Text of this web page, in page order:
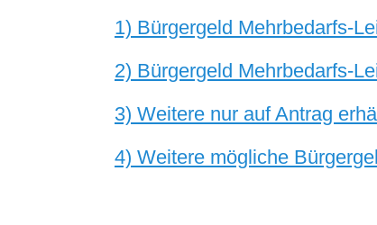
1) Bürgergeld Mehrbedarfs-
2) Bürgergeld Mehrbedarfs-
3) Weitere nur auf Antrag
4) Weitere mögliche